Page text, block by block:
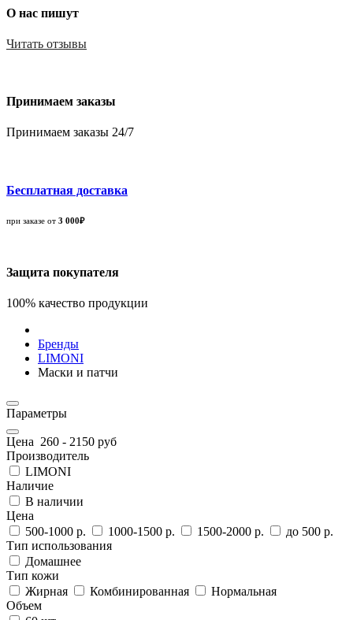
О нас пишут
Читать отзывы
Принимаем заказы
Принимаем заказы 24/7
Бесплатная доставка
при заказе от 3 000₽
Защита покупателя
100% качество продукции
Бренды
LIMONI
Маски и патчи
Параметры
Цена 260 - 2150 руб
Производитель
LIMONI
Наличие
В наличии
Цена
500-1000 р.
1000-1500 р. 1500-2000 р.
до 500 р.
Тип использования
Домашнее
Тип кожи
Жирная
Комбинированная
Нормальная
Объем